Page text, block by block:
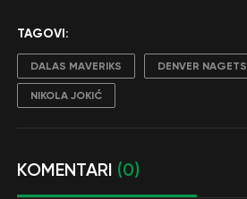
TAGOVI:
DALAS MAVERIKS DENVER NAGETS
NIKOLA JOKIĆ
KOMENTARI (0)